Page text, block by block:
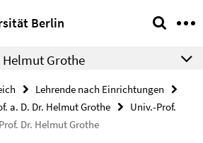
Berlin
Helmut Grothe
Lehrende nach Einrichtungen
a. D. Dr. Helmut Grothe
Univ.-Prof.
Prof. Dr. Helmut Grothe